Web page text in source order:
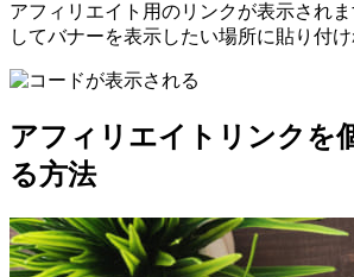
アフィリエイト用のリンクが表示され
してバナーを表示したい場所に貼り付け
アフィリエイトリンクを
る方法